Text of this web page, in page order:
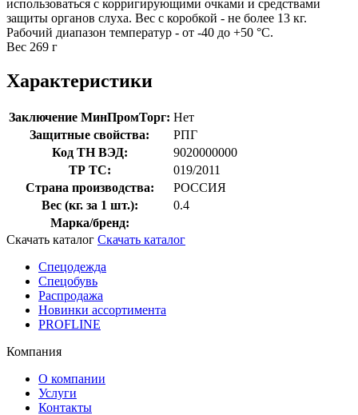
использоваться с корригирующими очками и средствами
защиты органов слуха. Вес с коробкой - не более 13 кг.
Рабочий диапазон температур - от -40 до +50 °С.
Вес 269 г
Характеристики
Заключение МинПромТорг: Нет
Защитные свойства:
РПГ
Код ТН ВЭД:
9020000000
ТР ТС:
019/2011
Страна производства:
РОССИЯ
Вес (кг. за 1 шт.):
0.4
Марка/бренд:
Скачать каталог Скачать каталог
Спецодежда
Спецобувь
Распродажа
Новинки ассортимента
PROFLINE
Компания
О компании
Услуги
Контакты